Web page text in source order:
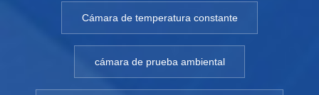
Cámara de temperatura constante
cámara de prueba ambiental